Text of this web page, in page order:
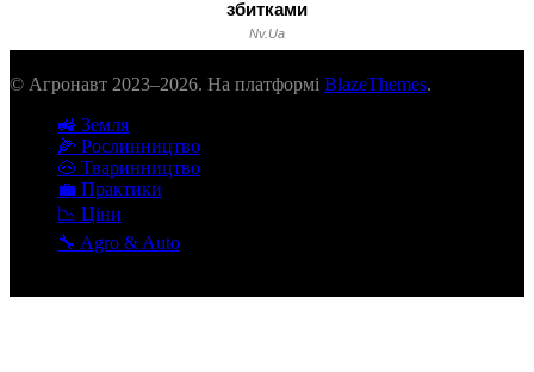
© Агронавт 2023–2026. На платформі BlazeThemes.
🚜 Земля
🌽 Рослинництво
🐽 Тваринництво
💼 Практики
📉 Ціни
🔧 Agro & Auto